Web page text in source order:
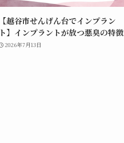
【越谷市せんげん台でインプラン
ト】インプラントが放つ悪臭の特徴
2026年7月13日